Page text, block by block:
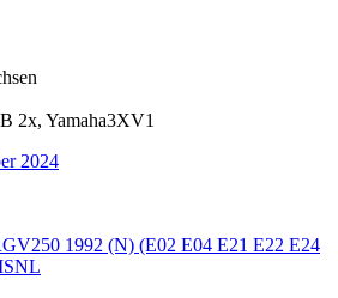
2x, Yamaha3XV1
2024
1992 (N) (E02 E04 E21 E22 E24